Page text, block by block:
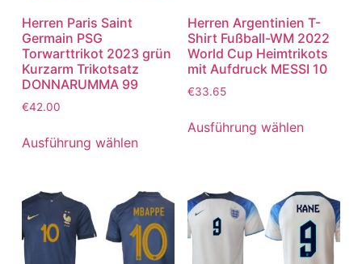
Herren Paris Saint
Germain PSG
Torwarttrikot 2023 grün
Kurzarm Trikotsatz
DONNARUMMA 99
€42.00
Ausführung wählen
Herren Argentinien T-
Shirt Fußball-WM 2022
World Cup Heimtrikots
mit Aufdruck MESSI 10
€33.65
Ausführung wählen